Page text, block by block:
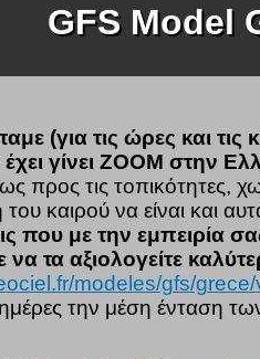
GFS Model
(για τις ώρες και
γίνει ZOOM στην
προς τις τοπικότητες,
του καιρού να είναι και
που με την εμπειρία
να τα αξιολογείτε
modeles/gfs/
ημέρες την μέση ένταση